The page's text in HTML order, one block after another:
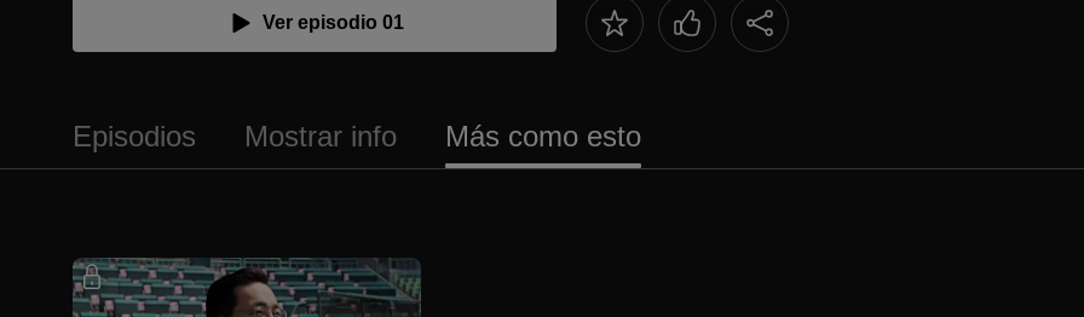
Ver episodio 01
Episodios Mostrar info Más como esto